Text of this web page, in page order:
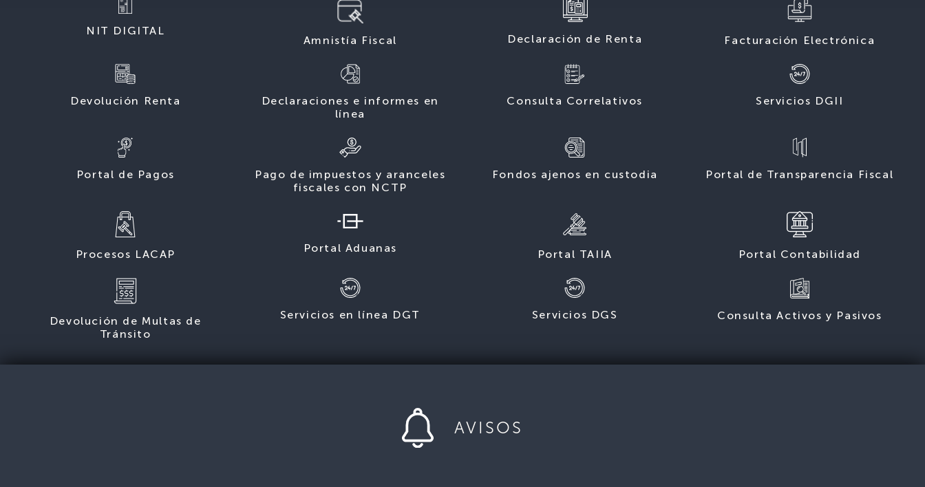
NIT DIGITAL
Amnistía Fiscal Declaración de Renta Facturación Electrónica
Devolución Renta
Declaraciones e informes en
línea
Consulta Correlativos Servicios DGII
Portal de Pagos
Pago de impuestos y aranceles
fiscales con NCTP
Fondos ajenos en custodia Portal de Transparencia Fiscal
Procesos LACAP Portal Aduanas Portal TAIIA Portal Contabilidad
Devolución de Multas de
Tránsito
Servicios en línea DGT Servicios DGS Consulta Activos y Pasivos
AVISOS